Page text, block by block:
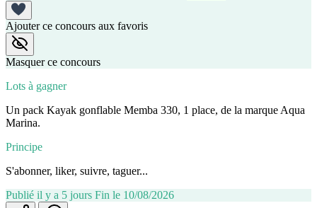
Ajouter ce concours aux favoris
Masquer ce concours
Lots à gagner
Un pack Kayak gonflable Memba 330, 1 place, de la marque Aqua
Marina.
Principe
S'abonner, liker, suivre, taguer...
Publié il y a 5 jours Fin le 10/08/2026